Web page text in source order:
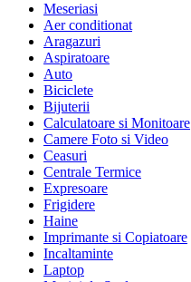
Meseriasi
Aer conditionat
Aragazuri
Aspiratoare
Auto
Biciclete
Bijuterii
Calculatoare si Monitoare
Camere Foto si Video
Ceasuri
Centrale Termice
Expresoare
Frigidere
Haine
Imprimante si Copiatoare
Incaltaminte
Laptop